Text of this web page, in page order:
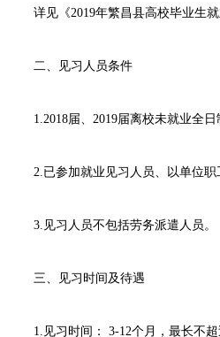
详见《2019年繁昌县高校毕业生就
二、见习人员条件
1.2018届、2019届离校未就业全日
2.已参加就业见习人员、以单位职
3.见习人员不包括劳务派遣人员。
三、见习时间及待遇
1.见习时间： 3-12个月，最长不超